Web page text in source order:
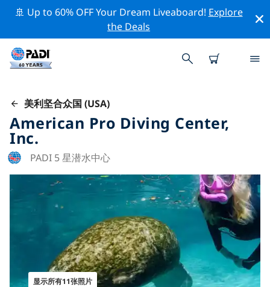
🚢 Up to 60% OFF Your Dream Liveaboard! Explore
the Deals
美利坚合众国 (USA)
American Pro Diving Center,
Inc.
PADI 5 星潜水中心
显示所有11张照片